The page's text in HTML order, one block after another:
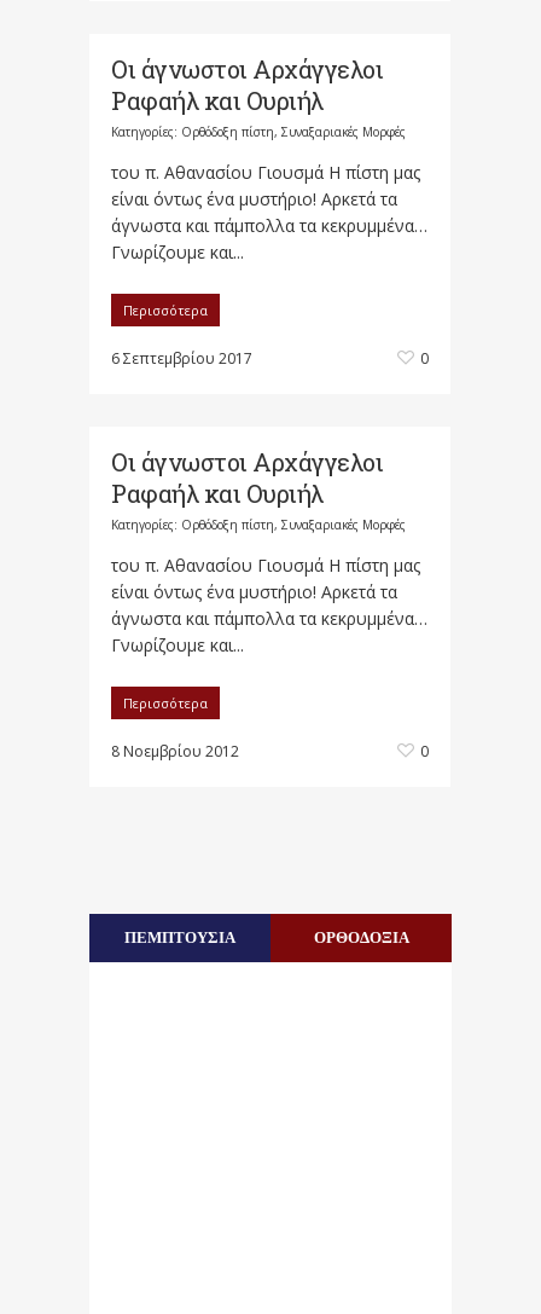
Οι άγνωστοι Αρχάγγελοι
Ραφαήλ και Ουριήλ
Κατηγορίες: Ορθόδοξη πίστη, Συναξαριακές Μορφές
του π. Αθανασίου Γιουσμά Η πίστη μας
είναι όντως ένα μυστήριο! Αρκετά τα
άγνωστα και πάμπολλα τα κεκρυμμένα…
Γνωρίζουμε και...
Περισσότερα
6 Σεπτεμβρίου 2017 0
Οι άγνωστοι Αρχάγγελοι
Ραφαήλ και Ουριήλ
Κατηγορίες: Ορθόδοξη πίστη, Συναξαριακές Μορφές
του π. Αθανασίου Γιουσμά Η πίστη μας
είναι όντως ένα μυστήριο! Αρκετά τα
άγνωστα και πάμπολλα τα κεκρυμμένα…
Γνωρίζουμε και...
Περισσότερα
8 Νοεμβρίου 2012 0
ΠΕΜΠΤΟΥΣΙΑ ΟΡΘΟΔΟΞΙΑ